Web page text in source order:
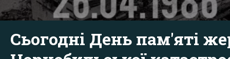
Сьогодні День пам'яті